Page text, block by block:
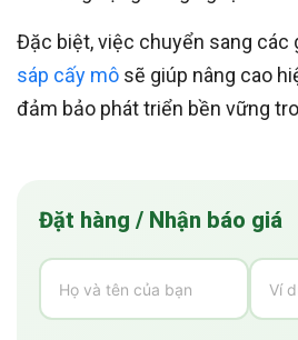
Đặc biệt, việc chuyển sang các
sáp cấy mô sẽ giúp nâng cao
đảm bảo phát triển bền vững
Đặt hàng / Nhận báo giá